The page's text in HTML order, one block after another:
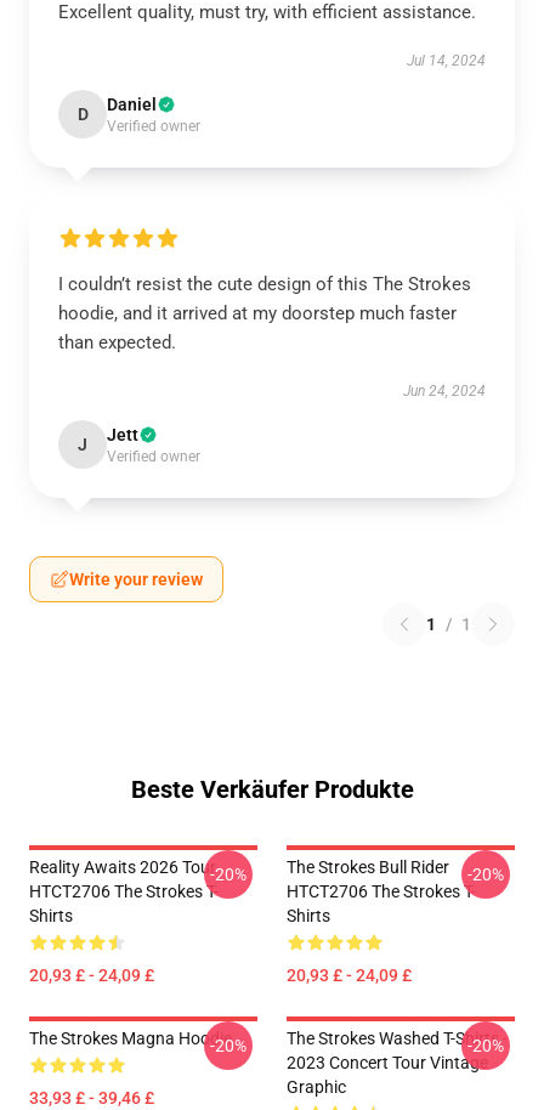
Excellent quality, must try, with efficient assistance.
Jul 14, 2024
D Daniel
Verified owner
I couldn’t resist the cute design of this The Strokes
hoodie, and it arrived at my doorstep much faster
than expected.
Jun 24, 2024
J Jett
Verified owner
Write your review
1 / 1
Beste Verkäufer Produkte
Reality Awaits 2026 Tour
HTCT2706 The Strokes T-
Shirts
20,93 £ - 24,09 £
-20%
The Strokes Bull Rider
HTCT2706 The Strokes T-
Shirts
20,93 £ - 24,09 £
-20%
The Strokes Magna Hoodie
33,93 £ - 39,46 £
-20%
The Strokes Washed T-Shirts -
2023 Concert Tour Vintage
Graphic
-20%